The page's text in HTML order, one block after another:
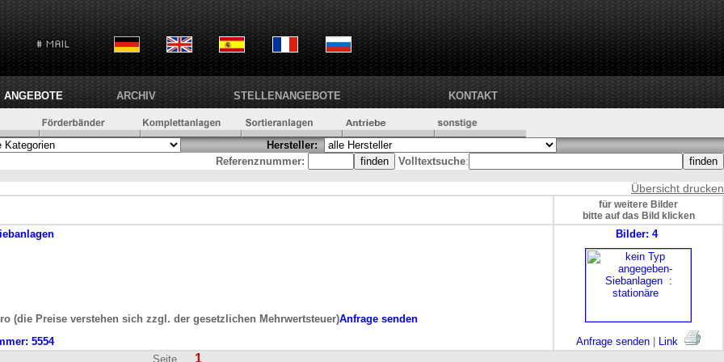
ANGEBOTE ARCHIV STELLENANGEBOTE KONTAKT
Hersteller:
Referenznummer:
Volltextsuche:
Übersicht drucken
für weitere Bilder
bitte auf das Bild klicken
(die Preise verstehen sich zzgl. der gesetzlichen Mehrwertsteuer)Anfrage senden
5554
Bilder: 4
Anfrage senden
Link
Seite
1